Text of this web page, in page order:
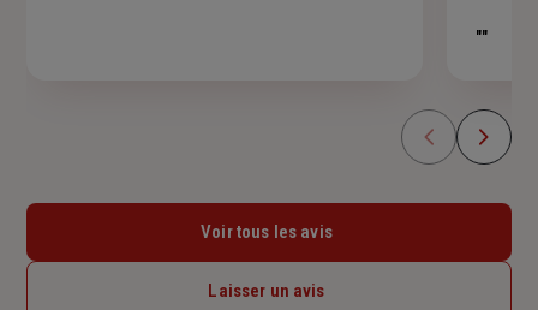
""
Voir tous les avis
Laisser un avis